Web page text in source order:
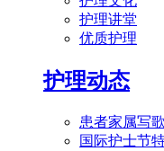
护理讲堂
优质护理
护理动态
患者家属写
国际护士节